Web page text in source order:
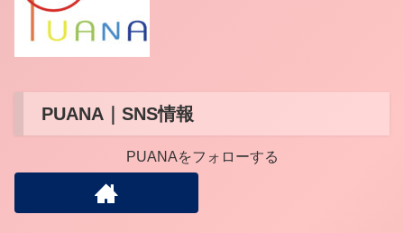
PUANA｜SNS情報
PUANAをフォローする